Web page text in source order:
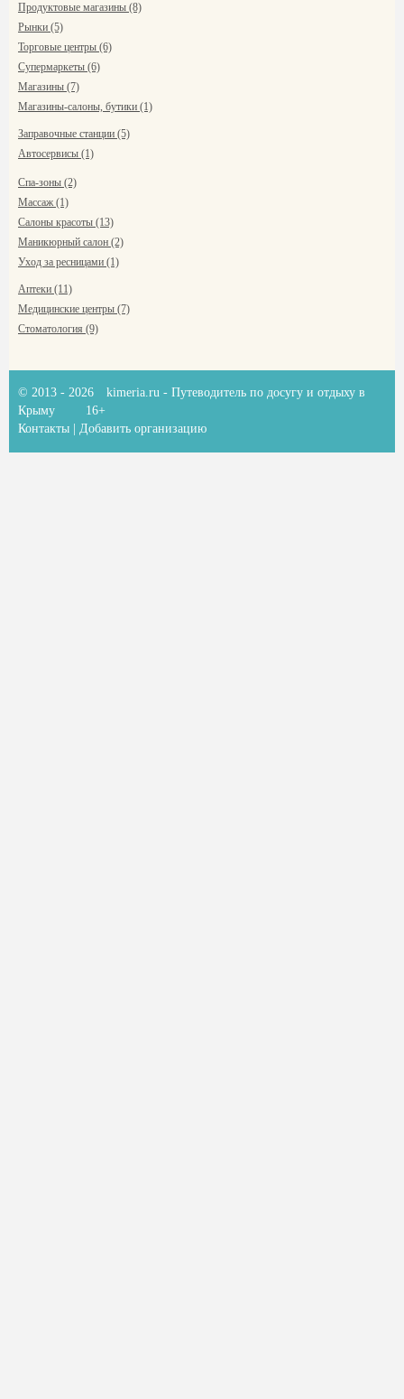
Продуктовые магазины (8)
Рынки (5)
Торговые центры (6)
Супермаркеты (6)
Магазины (7)
Магазины-салоны, бутики (1)
Заправочные станции (5)
Автосервисы (1)
Спа-зоны (2)
Массаж (1)
Салоны красоты (13)
Маникюрный салон (2)
Уход за ресницами (1)
Аптеки (11)
Медицинские центры (7)
Стоматология (9)
© 2013 - 2026 kimeria.ru - Путеводитель по досугу и отдыху в
Крыму
16+
Контакты
Добавить организацию